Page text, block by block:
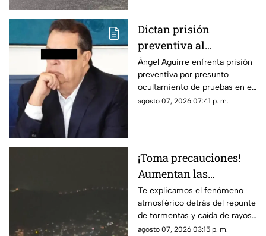
Dictan prisión
preventiva al
exgobernador Ángel
Aguirre por presunto
ocultamiento de
pruebas en el caso
Ángel Aguirre enfrenta prisión
preventiva por presunto
ocultamiento de pruebas en el
caso de los 43 normalistas de
agosto 07, 2026 07:41 p. m.
¡Toma precauciones!
Aumentan las
tormentas eléctricas y
lluvias intensas en
Acapulco
Te explicamos el fenómeno
atmosférico detrás del repunte
de tormentas y caída de rayos
en el puerto.
agosto 07, 2026 03:15 p. m.